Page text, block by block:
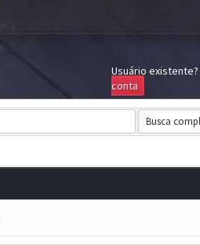
Usuário existente?
conta